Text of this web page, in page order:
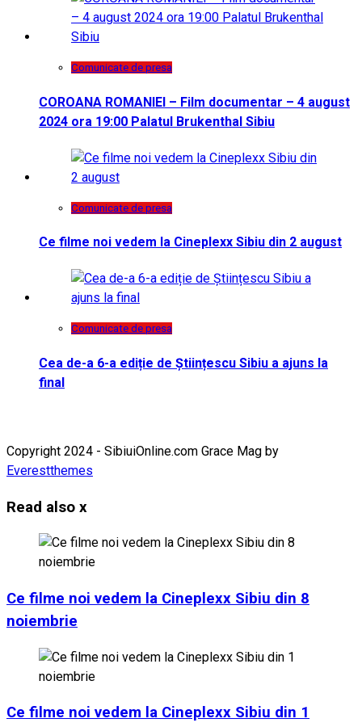
Comunicate de presa
COROANA ROMANIEI – Film documentar – 4 august
2024 ora 19:00 Palatul Brukenthal Sibiu
Comunicate de presa
Ce filme noi vedem la Cineplexx Sibiu din 2 august
Comunicate de presa
Cea de-a 6-a ediție de Științescu Sibiu a ajuns la
final
Copyright 2024 - SibiuiOnline.com Grace Mag by
Everestthemes
Read also x
Ce filme noi vedem la Cineplexx Sibiu din 8
noiembrie
Ce filme noi vedem la Cineplexx Sibiu din 1